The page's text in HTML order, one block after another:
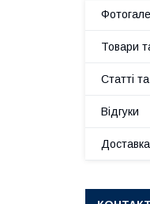
Товари
Статті
Відгуки